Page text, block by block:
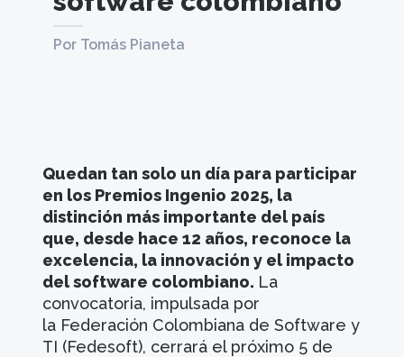
Por Tomás Pianeta
Quedan tan solo un día para participar
en los Premios Ingenio 2025, la
distinción más importante del país
que, desde hace 12 años, reconoce la
excelencia, la innovación y el impacto
del software colombiano. La
convocatoria, impulsada por
la Federación Colombiana de Software y
TI (Fedesoft), cerrará el próximo 5 de